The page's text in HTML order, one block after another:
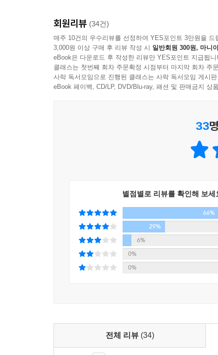
회원리뷰 (34건)
매주 10건의 우수리뷰를 선정하여 YES포인트 3만원을 드
3,000원 이상 구매 후 리뷰 작성 시 일반회원 300원, 마니
eBook은 다운로드 후 작성한 리뷰만 YES포인트 지급됩니
클래스는 첫번째 회차 주문확정 시점부터 마지막 회차 주
사락 독서모임으로 진행된 클래스는 사락 독서모임 게시
eBook 페이백, CD/LP, DVD/Blu-ray, 패션 및 판매금지 상
33
별점별로 리뷰를 확인해 보세
66%
29%
6%
0%
0%
전체 리뷰 (34)